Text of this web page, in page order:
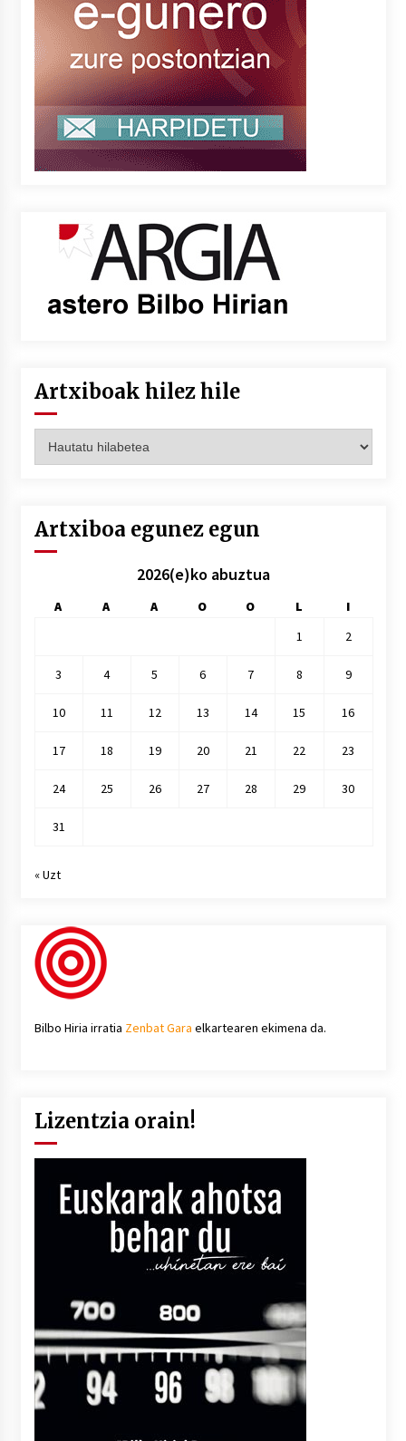
Artxiboak hilez hile
hilez
Artxiboa egunez egun
2026(e)ko abuztua
A A A O O L
I
1
2
3 4 5 6 7 8 9
10 11 12 13 14 15 16
17 18 19 20 21 22 23
24 25 26 27 28 29 30
31
« Uzt
Bilbo Hiria irratia Zenbat Gara elkartearen ekimena da.
Lizentzia orain!